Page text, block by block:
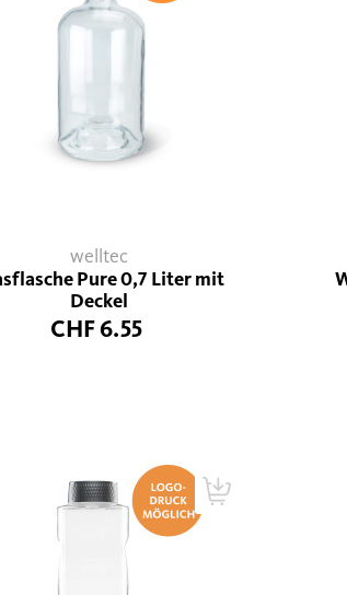
welltec
Pure 0,7 Liter mit
Deckel
CHF 6.55